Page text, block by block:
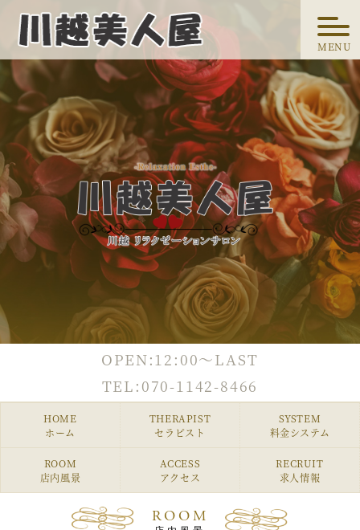
MENU
OPEN:12:00～LAST
TEL:070-1142-8466
HOME
ホーム
THERAPIST
セラピスト
SYSTEM
料金システム
ROOM
店内風景
ACCESS
アクセス
RECRUIT
求人情報
ROOM